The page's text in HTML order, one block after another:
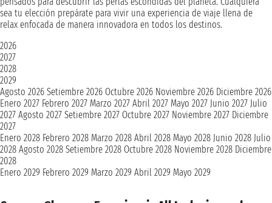
sea tu elección prepárate para vivir una experiencia de viaje llena de
relax enfocada de manera innovadora en todos los destinos.
2026
2027
2028
2029
Agosto 2026 Setiembre 2026 Octubre 2026 Noviembre 2026 Diciembre 2026
Enero 2027 Febrero 2027 Marzo 2027 Abril 2027 Mayo 2027 Junio 2027 Julio
2027 Agosto 2027 Setiembre 2027 Octubre 2027 Noviembre 2027 Diciembre
2027
Enero 2028 Febrero 2028 Marzo 2028 Abril 2028 Mayo 2028 Junio 2028 Julio
2028 Agosto 2028 Setiembre 2028 Octubre 2028 Noviembre 2028 Diciembre
2028
Enero 2029 Febrero 2029 Marzo 2029 Abril 2029 Mayo 2029